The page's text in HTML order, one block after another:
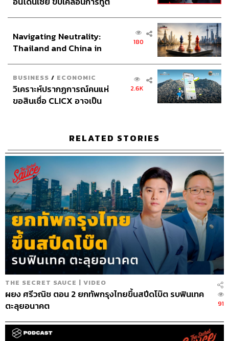
Credits
The Hostนครินทร์ วนกิจไพบลูย์
Show Creatorนครินทร์ วนกิจไพบูลย์
Show Producersเชษฐพงศ์ ชูประดิษฐ์, ปวริศา ตั้งตุลานนท์
Episode Editorเชษฐพงศ์ ชูประดิษฐ์
Sound Designer & Engineer
กฤตพล จียะเกียรติ
Marketing & Coordinatorอภิสิทธิ์​ หรรษาภิรมย์โชค
Art Directorอนงค์นาฏ วิวัฒนานนท์
Proofreaderพรนภัส ชำนาญค้า
Webmaster จินตนา ประชุมพันธ์
อินโดนีเซีย
Navigating Neutrality:
Thailand and China in
180
BUSINESS / ECONOMIC
วิเคราะห์ปรากฏการณ์คนแห่
ขอสินเชื่อ CLICX อาจเป็น
2.6K
RELATED STORIES
THE SECRET SAUCE | VIDEO
ผยง ศรีวณิช ตอน 2 ยกทัพกรุงไทยขึ้นสปีดโบ๊ต รบฟินเทค
ตะลุยอนาคต
91